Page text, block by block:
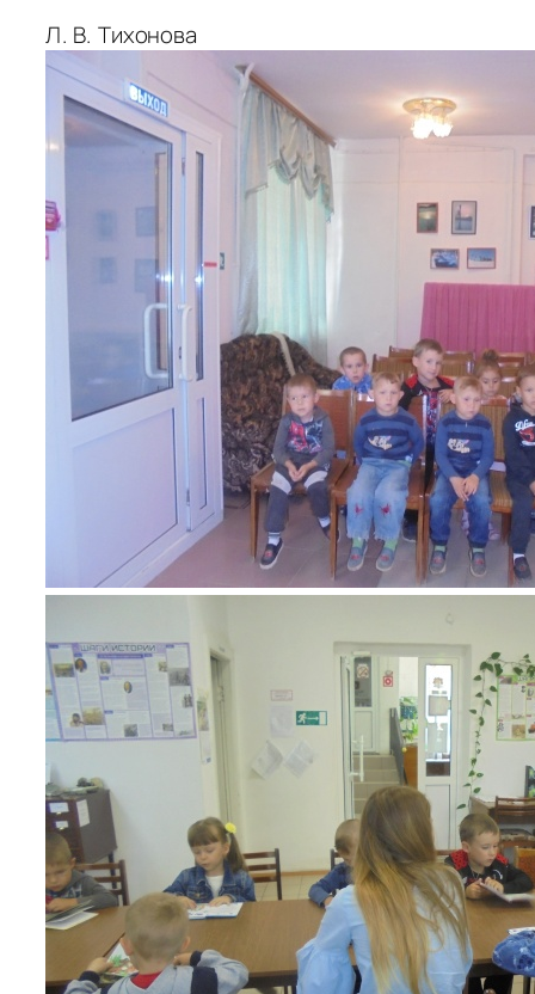
Л. В. Тихонова